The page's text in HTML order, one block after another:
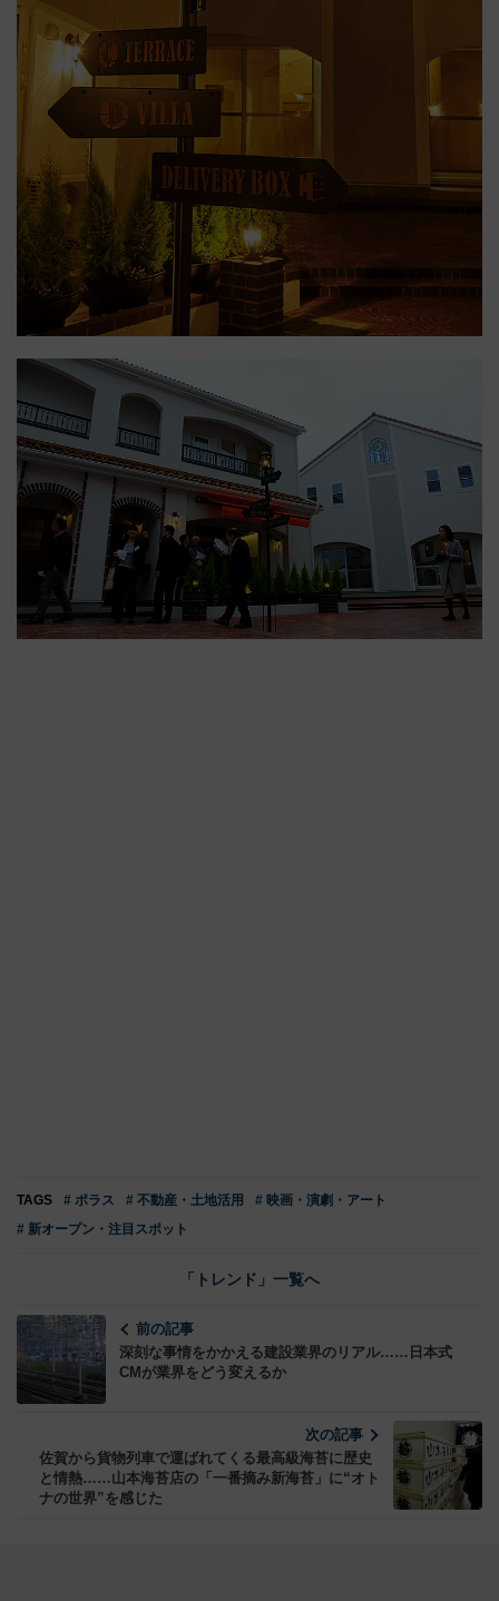
TAGS # ポラス # 不動産・土地活用
# 映画・演劇・アート
# 新オープン・注目スポット
「トレンド」一覧へ
前の記事
深刻な事情をかかえる建設業界のリアル……日本式
CMが業界をどう変えるか
次の記事
佐賀から貨物列車で運ばれてくる最高級海苔に歴史
と情熱……山本海苔店の「一番摘み新海苔」に“オト
ナの世界”を感じた